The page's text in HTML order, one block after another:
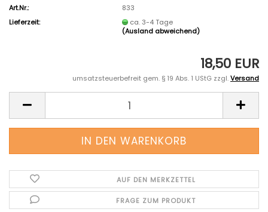
Art.Nr.:
833
Lieferzeit:
ca. 3-4 Tage
(Ausland abweichend)
18,50 EUR
umsatzsteuerbefreit gem. § 19 Abs. 1 UStG zzgl.Versand
AUF DEN MERKZETTEL
FRAGE ZUM PRODUKT